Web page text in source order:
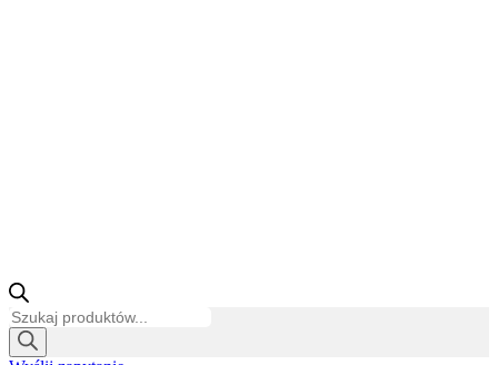
Wyszukiwarka
produktów